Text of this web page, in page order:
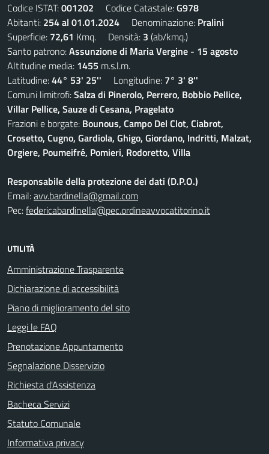
Codice ISTAT:001202 Codice Catastale:G978
Abitanti: 254 al 01.01.2024 Denominazione: Pralini
Superficie: 72,61 Kmq. Densità: 3 (ab/kmq.)
Santo patrono:Assunzione di Maria Vergine - 15 agosto
Altitudine media: 1455 m.s.l.m.
Latitudine:44° 53' 25'' Longitudine: 7° 3' 8''
Comuni limitrofi:Salza di Pinerolo, Perrero, Bobbio Pellice,
Villar Pellice, Sauze di Cesana, Pragelato
Frazioni e borgate: Bounous, Campo Del Clot, Ciabrot,
Crosetto, Cugno, Gardiola, Ghigo, Giordano, Indritti, Malzat,
Orgiere, Poumeifré, Pomieri, Rodoretto, Villa
Responsabile della protezione dei dati (D.P.O.)
Email:avv.bardinella@gmail.com
Pec:federicabardinella@pec.ordineavvocatitorino.it
UTILITÀ
Amministrazione Trasparente
Dichiarazione di accessibilità
Piano di miglioramento del sito
Leggi le FAQ
Prenotazione Appuntamento
Segnalazione Disservizio
Richiesta d'Assistenza
Bacheca Servizi
Statuto Comunale
Informativa privacy